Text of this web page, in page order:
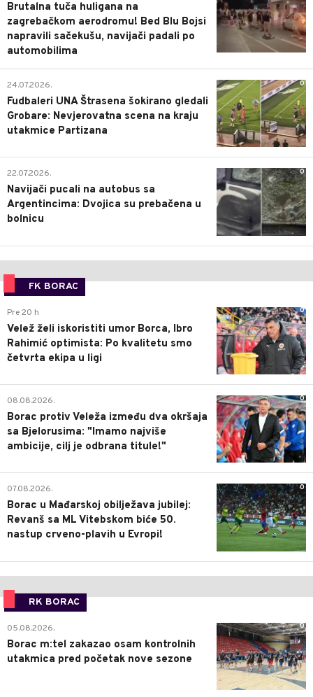
Brutalna tuča huligana na
zagrebačkom aerodromu! Bed Blu Bojsi
napravili sačekušu, navijači padali po
automobilima
0
24.07.2026.
Fudbaleri UNA Štrasena šokirano gledali
Grobare: Nevjerovatna scena na kraju
utakmice Partizana
0
22.07.2026.
Navijači pucali na autobus sa
Argentincima: Dvojica su prebačena u
bolnicu
FK BORAC
0
Pre 20 h
Velež želi iskoristiti umor Borca, Ibro
Rahimić optimista: Po kvalitetu smo
četvrta ekipa u ligi
0
08.08.2026.
Borac protiv Veleža između dva okršaja
sa Bjelorusima: "Imamo najviše
ambicije, cilj je odbrana titule!"
0
07.08.2026.
Borac u Mađarskoj obilježava jubilej:
Revanš sa ML Vitebskom biće 50.
nastup crveno-plavih u Evropi!
RK BORAC
0
05.08.2026.
Borac m:tel zakazao osam kontrolnih
utakmica pred početak nove sezone